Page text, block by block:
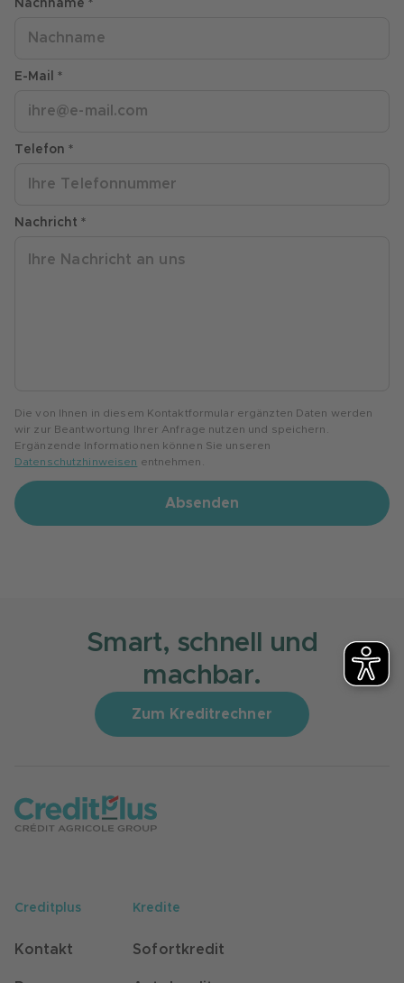
Nachname *
E-Mail *
Telefon *
Nachricht *
Die von Ihnen in diesem Kontaktformular ergänzten Daten werden
wir zur Beantwortung Ihrer Anfrage nutzen und speichern.
Ergänzende Informationen können Sie unseren
Datenschutzhinweisen entnehmen.
Absenden
Smart, schnell und
machbar.
Zum Kreditrechner
Creditplus
Kontakt
Kredite
Sofortkredit